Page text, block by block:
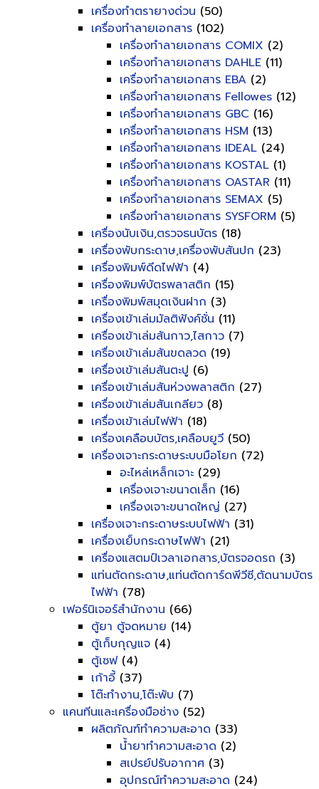
เครื่องทำตรายางด่วน (50)
เครื่องทำลายเอกสาร (102)
เครื่องทำลายเอกสาร COMIX (2)
เครื่องทำลายเอกสาร DAHLE (11)
เครื่องทำลายเอกสาร EBA (2)
เครื่องทำลายเอกสาร Fellowes (12)
เครื่องทำลายเอกสาร GBC (16)
เครื่องทำลายเอกสาร HSM (13)
เครื่องทำลายเอกสาร IDEAL (24)
เครื่องทำลายเอกสาร KOSTAL (1)
เครื่องทำลายเอกสาร OASTAR (11)
เครื่องทำลายเอกสาร SEMAX (5)
เครื่องทำลายเอกสาร SYSFORM (5)
เครื่องนับเงิน,ตรวจธนบัตร (18)
เครื่องพับกระดาษ,เครื่องพับสันปก (23)
เครื่องพิมพ์ดีดไฟฟ้า (4)
เครื่องพิมพ์บัตรพลาสติก (15)
เครื่องพิมพ์สมุดเงินฝาก (3)
เครื่องเข้าเล่มมัลติฟังค์ชั่น (11)
เครื่องเข้าเล่มสันกาว,ไสกาว (7)
เครื่องเข้าเล่มสันขดลวด (19)
เครื่องเข้าเล่มสันตะปู (6)
เครื่องเข้าเล่มสันห่วงพลาสติก (27)
เครื่องเข้าเล่มสันเกลียว (8)
เครื่องเข้าเล่มไฟฟ้า (18)
เครื่องเคลือบบัตร,เคลือบยูวี (50)
เครื่องเจาะกระดาษระบบมือโยก (72)
อะไหล่เหล็กเจาะ (29)
เครื่องเจาะขนาดเล็ก (16)
เครื่องเจาะขนาดใหญ่ (27)
เครื่องเจาะกระดาษระบบไฟฟ้า (31)
เครื่องเย็บกระดาษไฟฟ้า (21)
เครื่องแสตมป์เวลาเอกสาร,บัตรจอดรถ (3)
แท่นตัดกระดาษ,แท่นตัดการ์ดพีวีซี,ตัดนามบัตร
ไฟฟ้า (78)
เฟอร์นิเจอร์สำนักงาน (66)
ตู้ยา ตู้จดหมาย (14)
ตู้เก็บกุญแจ (4)
ตู้เซฟ(4)
เก้าอี้ (37)
โต๊ะทำงาน,โต๊ะพับ (7)
แคนทีนและเครื่องมือช่าง (52)
ผลิตภัณฑ์ทำความสะอาด (33)
น้ำยาทำความสะอาด (2)
สเปรย์ปรับอากาศ (3)
อุปกรณ์ทำความสะอาด (24)